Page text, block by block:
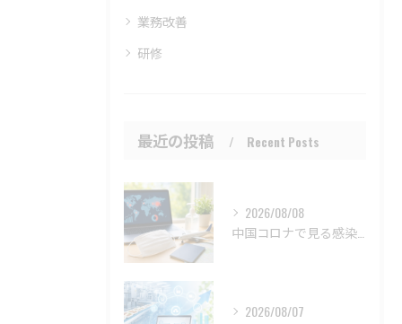
業務改善
研修
最近の投稿 Recent Posts
2026/08/08
2026/08/07